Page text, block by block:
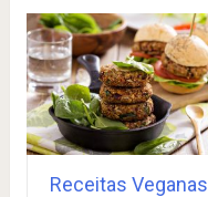
Receitas Veganas